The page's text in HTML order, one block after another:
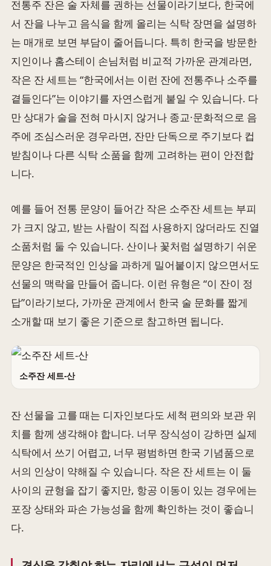
전통주 잔은 술 자체를 권하는 선물이라기보다, 한국에
서 잔을 나누고 음식을 함께 올리는 식탁 장면을 설명하
는 매개로 보면 부담이 줄어듭니다. 특히 한국을 방문한
지인이나 홈스테이 손님처럼 비교적 가까운 관계라면,
작은 잔 세트는 “한국에서는 이런 잔에 전통주나 소주를
곁들인다”는 이야기를 자연스럽게 붙일 수 있습니다. 다
만 상대가 술을 전혀 마시지 않거나 종교·문화적으로 음
주에 조심스러운 경우라면, 잔만 단독으로 주기보다 컵
받침이나 다른 식탁 소품을 함께 고려하는 편이 안전합
니다.
예를 들어 전통 문양이 들어간 작은 소주잔 세트는 부피
가 크지 않고, 받는 사람이 직접 사용하지 않더라도 진열
소품처럼 둘 수 있습니다. 산이나 꽃처럼 설명하기 쉬운
문양은 한국적인 인상을 과하게 밀어붙이지 않으면서도
선물의 맥락을 만들어 줍니다. 이런 유형은 “이 잔이 정
답”이라기보다, 가까운 관계에서 한국 술 문화를 짧게
소개할 때 보기 좋은 기준으로 참고하면 됩니다.
소주잔 세트-산
잔 선물을 고를 때는 디자인보다도 세척 편의와 보관 위
치를 함께 생각해야 합니다. 너무 장식성이 강하면 실제
식탁에서 쓰기 어렵고, 너무 평범하면 한국 기념품으로
서의 인상이 약해질 수 있습니다. 작은 잔 세트는 이 둘
사이의 균형을 잡기 좋지만, 항공 이동이 있는 경우에는
포장 상태와 파손 가능성을 함께 확인하는 것이 좋습니
다.